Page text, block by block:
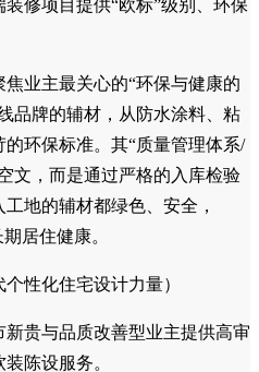
源上杜绝行业普遍的“马路游
工人员100%持证上岗，每月进
劳动关系和科学的绩效管理，
心，是波涛装饰“施工一级资
严选供应平台）
修项目提供“欧标”级别、环保
业主最关心的“环保与健康的